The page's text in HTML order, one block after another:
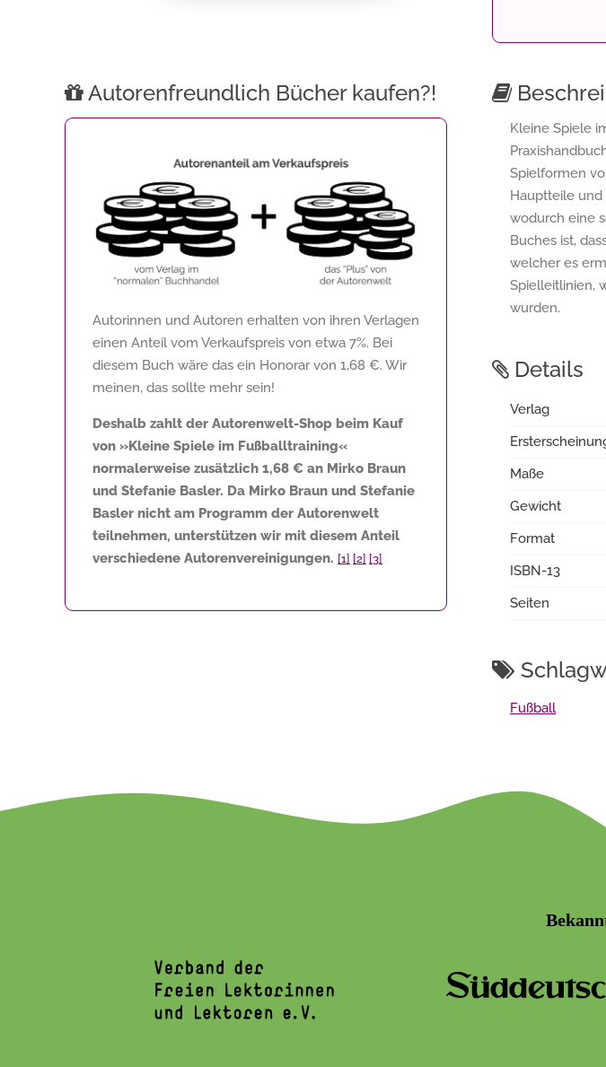
Autorenfreundlich Bücher kaufen?!
Autorinnen und Autoren erhalten von ihren Verlagen
einen Anteil vom Verkaufspreis von etwa 7%. Bei
diesem Buch wäre das ein Honorar von 1,68 €. Wir
meinen, das sollte mehr sein!
Deshalb zahlt der Autorenwelt-Shop beim Kauf
von »Kleine Spiele im Fußballtraining«
normalerweise zusätzlich 1,68 € an Mirko Braun
und Stefanie Basler. Da Mirko Braun und Stefanie
Basler nicht am Programm der Autorenwelt
teilnehmen, unterstützen wir mit diesem Anteil
verschiedene Autorenvereinigungen. [1] [2] [3]
Kleine Spiele
Spielformen
Hauptteile und
wodurch eine
Buches ist,
welcher es
Spielleitlinien,
wurden.
Details
Verlag
Maße
Gewicht
Format
ISBN-13
Seiten
Fußball